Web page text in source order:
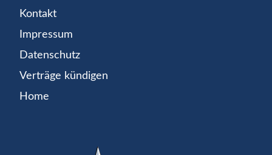
Kontakt
Impressum
Datenschutz
Verträge kündigen
Home